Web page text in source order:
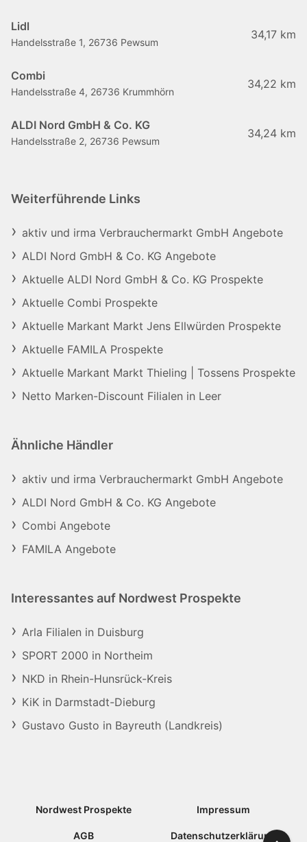
Lidl
Handelsstraße 1, 26736 Pewsum
34,17 km
Combi
Handelsstraße 4, 26736 Krummhörn
34,22 km
ALDI Nord GmbH & Co. KG
Handelsstraße 2, 26736 Pewsum
34,24 km
Weiterführende Links
aktiv und irma Verbrauchermarkt GmbH Angebote
ALDI Nord GmbH & Co. KG Angebote
Aktuelle ALDI Nord GmbH & Co. KG Prospekte
Aktuelle Combi Prospekte
Aktuelle Markant Markt Jens Ellwürden Prospekte
Aktuelle FAMILA Prospekte
Aktuelle Markant Markt Thieling | Tossens Prospekte
Netto Marken-Discount Filialen in Leer
Ähnliche Händler
aktiv und irma Verbrauchermarkt GmbH Angebote
ALDI Nord GmbH & Co. KG Angebote
Combi Angebote
FAMILA Angebote
Interessantes auf Nordwest Prospekte
Arla Filialen in Duisburg
SPORT 2000 in Northeim
NKD in Rhein-Hunsrück-Kreis
KiK in Darmstadt-Dieburg
Gustavo Gusto in Bayreuth (Landkreis)
Nordwest Prospekte Impressum
AGB Datenschutzerklärung